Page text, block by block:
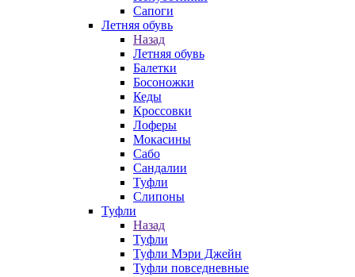
Сапоги
Летняя обувь
Назад
Летняя обувь
Балетки
Босоножки
Кеды
Кроссовки
Лоферы
Мокасины
Сабо
Сандалии
Туфли
Слипоны
Туфли
Назад
Туфли
Туфли Мэри Джейн
Туфли повседневные